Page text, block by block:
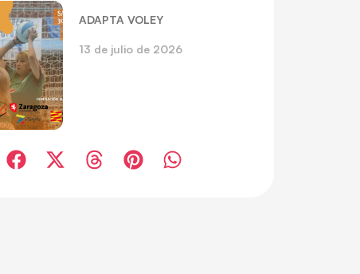
ADAPTA VOLEY
13 de julio de 2026